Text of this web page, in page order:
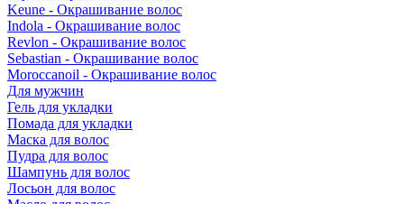
Keune - Окрашивание волос
Indola - Окрашивание волос
Revlon - Окрашивание волос
Sebastian - Окрашивание волос
Moroccanoil - Окрашивание волос
Для мужчин
Гель для укладки
Помада для укладки
Маска для волос
Пудра для волос
Шампунь для волос
Лосьон для волос